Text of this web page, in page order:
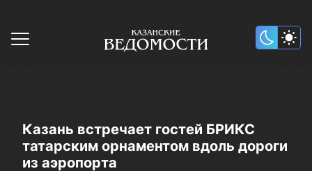
Казань встречает гостей БРИКС
татарским орнаментом вдоль дороги
из аэропорта